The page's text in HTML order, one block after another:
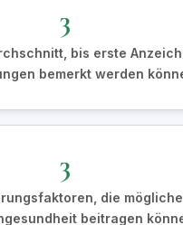
3
bis erste
bemerkt werden
3
die
beitragen